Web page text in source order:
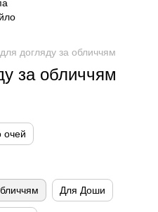
догляду за обличчям
за обличчям
очей
Для Доши